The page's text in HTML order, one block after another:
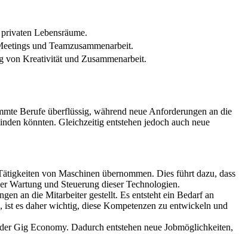
Lebensräume.
und Teamzusammenarbeit.
von Kreativität und Zusammenarbeit.
Berufe überflüssig, während neue Anforderungen an die
könnten. Gleichzeitig entstehen jedoch auch neue
von Maschinen übernommen. Dies führt dazu, dass
Wartung und Steuerung dieser Technologien.
an die Mitarbeiter gestellt. Es entsteht ein Bedarf an
es daher wichtig, diese Kompetenzen zu entwickeln und
Gig Economy. Dadurch entstehen neue Jobmöglichkeiten,